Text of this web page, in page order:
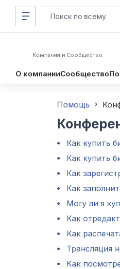
Компания и Сообщество
О компанииСообщество
Помощь
Как купить
Как купить
Как
Как
Могу ли я
Как
Как
Трансляция
Как